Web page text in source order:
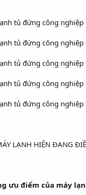
tủ đứng công nghiệp
tủ đứng công nghiệp
tủ đứng công nghiệp
tủ đứng công
tủ đứng công
LẠNH HIỆN ĐANG
ưu điểm của máy